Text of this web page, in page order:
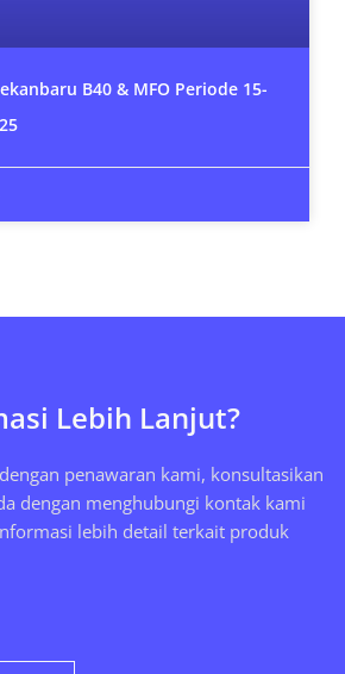
B40 & MFO Periode 15-
Lebih Lanjut?
penawaran kami, konsultasikan
dengan menghubungi kontak kami
lebih detail terkait produk